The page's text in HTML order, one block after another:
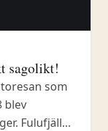
sagolikt!
som
blev
Fulufjället